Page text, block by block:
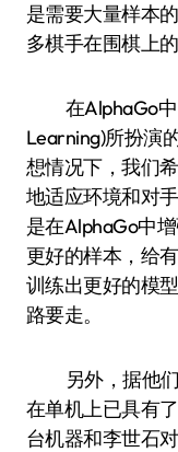
是需要大量样本
多棋手在围棋上
在AlphaGo
Learning)所扮演
想情况下，我们
地适应环境和对
是在AlphaGo中
更好的样本，给
训练出更好的模
路要走。
另外，据他
在单机上已具有
台机器和李世石